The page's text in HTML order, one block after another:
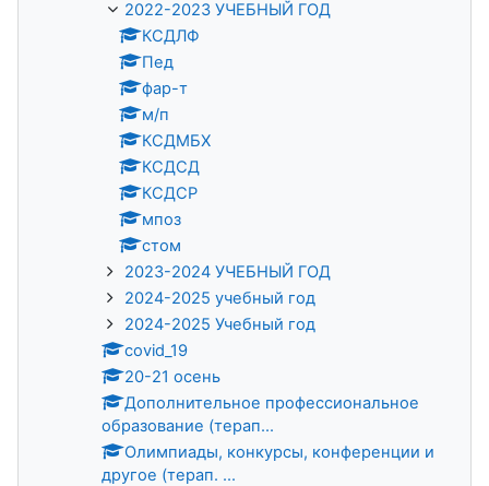
2022-2023 УЧЕБНЫЙ ГОД
КСДЛФ
Пед
фар-т
м/п
КСДМБХ
КСДСД
КСДСР
мпоз
стом
2023-2024 УЧЕБНЫЙ ГОД
2024-2025 учебный год
2024-2025 Учебный год
covid_19
20-21 осень
Дополнительное профессиональное
образование (терап...
Олимпиады, конкурсы, конференции и
другое (терап. ...